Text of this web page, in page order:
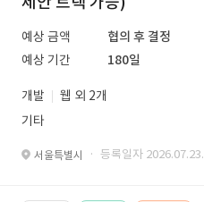
예상 금액
협의 후 결정
예상 기간
180일
개발
웹 외 2개
기타
서울특별시 · 등록일자 2026.07.23.